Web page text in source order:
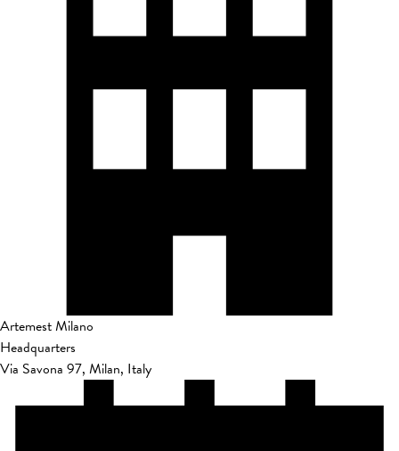
Artemest Milano
Headquarters
Via Savona 97, Milan, Italy